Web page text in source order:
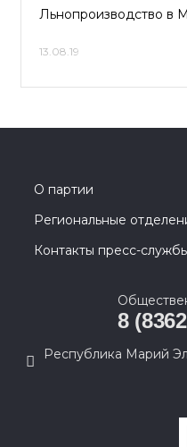
Льнопроизводство в
13.08.19
О партии
Региональные
Контакты пресс-
8
Республика Марий